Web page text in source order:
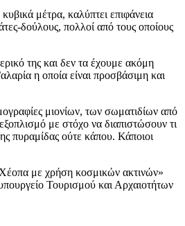
μέτρα, καλύπτει επιφάνεια
δούλους, πολλοί από τους οποίους
της και δεν τα έχουμε ακόμη
η οποία είναι προσβάσιμη και
μιονίων, των σωματιδίων από
με στόχο να διαπιστώσουν τι
πυραμίδας ούτε κάπου. Κάποιοι
με χρήση κοσμικών ακτινών»
Τουρισμού και Αρχαιοτήτων